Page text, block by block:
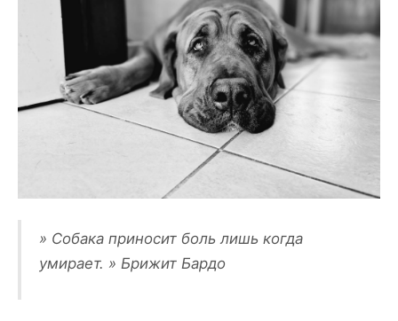
» Собака приносит боль лишь когда
умирает. » Брижит Бардо